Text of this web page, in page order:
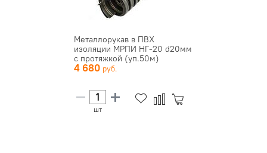
Металлорукав в ПВХ
изоляции МРПИ НГ-20 d20мм
с протяжкой (уп.50м)
ЗЭТАРУС z...
4 680
шт